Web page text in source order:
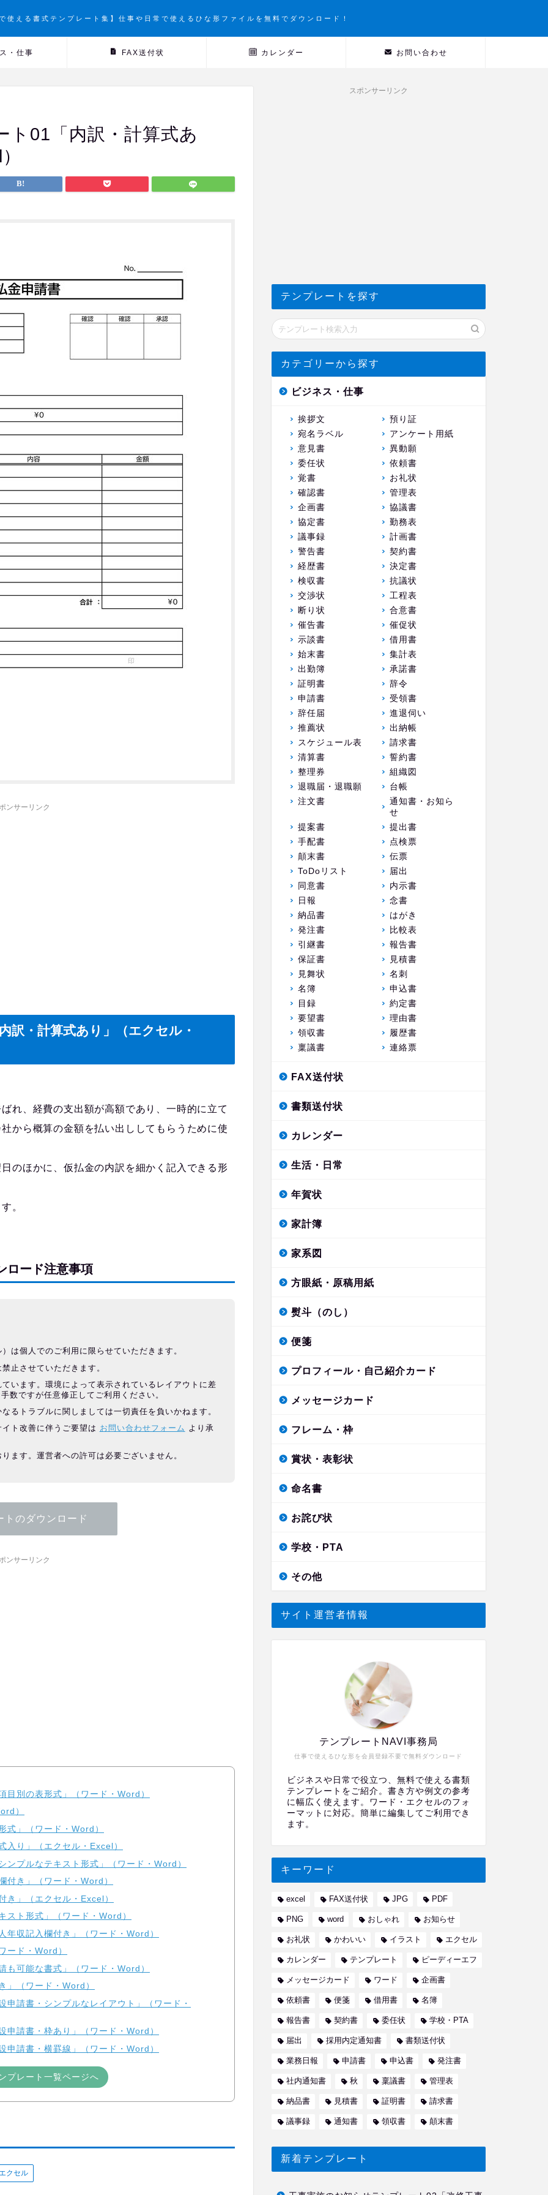
使える書式テンプレート集】仕事や日常で使えるひな形ファイルを無料でダウンロード！
・仕事 FAX送付状 カレンダー お問い合わせ
ト01「内訳・計算式あ
ンサーリンク
訳・計算式あり」（エクセル・
れ、経費の支出額が高額であり、一時的に立て
から概算の金額を払い出ししてもらうために使
のほかに、仮払金の内訳を細かく記入できる形
。
ロード注意事項
は個人でのご利用に限らせていただきます。
止させていただきます。
います。環境によって表示されているレイアウトに差
数ですが任意修正してご利用ください。
るトラブルに関しましては一切責任を負いかねます。
ト改善に伴うご要望は お問い合わせフォーム より承
ます。運営者への許可は必要ございません。
トのダウンロード
ンサーリンク
目別の表形式」（ワード・Word）
）
式」（ワード・Word）
入り」（エクセル・Excel）
プルなテキスト形式」（ワード・Word）
付き」（ワード・Word）
き」（エクセル・Excel）
スト形式」（ワード・Word）
収記入欄付き」（ワード・Word）
ード・Word）
も可能な書式」（ワード・Word）
」（ワード・Word）
請書・シンプルなレイアウト」（ワード・
請書・枠あり」（ワード・Word）
請書・横罫線」（ワード・Word）
プレート一覧ページへ
クセル
スポンサーリンク
テンプレートを探す
カテゴリーから探す
ビジネス・仕事
挨拶文
預り証
宛名ラベル
アンケート用紙
意見書
異動願
委任状
依頼書
覚書
お礼状
確認書
管理表
企画書
協議書
協定書
勤務表
議事録
計画書
警告書
契約書
経歴書
決定書
検収書
抗議状
交渉状
工程表
断り状
合意書
催告書
催促状
示談書
借用書
始末書
集計表
出勤簿
承諾書
証明書
辞令
申請書
受領書
辞任届
進退伺い
推薦状
出納帳
スケジュール表
請求書
清算書
誓約書
整理券
組織図
退職届・退職願
台帳
注文書
通知書・お知ら
せ
提案書
提出書
手配書
点検票
顛末書
伝票
ToDoリスト
届出
同意書
内示書
日報
念書
納品書
はがき
発注書
比較表
引継書
報告書
保証書
見積書
見舞状
名刺
名簿
申込書
目録
約定書
要望書
理由書
領収書
履歴書
稟議書
連絡票
FAX送付状
書類送付状
カレンダー
生活・日常
年賀状
家計簿
家系図
方眼紙・原稿用紙
熨斗（のし）
便箋
プロフィール・自己紹介カード
メッセージカード
フレーム・枠
賞状・表彰状
命名書
お詫び状
学校・PTA
その他
サイト運営者情報
仕事で使えるひな形を会員登録不要で無料ダウンロード
テンプレートNAVI事務局
ビジネスや日常で役立つ、無料で使える書類
テンプレートをご紹介。書き方や例文の参考
に幅広く使えます。ワード・エクセルのフォ
ーマットに対応。簡単に編集してご利用でき
ます。
キーワード
excel FAX送付状 JPG PDF
PNG word おしゃれ お知らせ
お礼状 かわいい イラスト エクセル
カレンダー テンプレート ピーディーエフ
メッセージカード ワード 企画書
依頼書 便箋 借用書 名簿
報告書 契約書 委任状 学校・PTA
届出 採用内定通知書 書類送付状
業務日報 申請書 申込書 発注書
社内通知書 秋 稟議書 管理表
納品書 見積書 証明書 請求書
議事録 通知書 領収書 顛末書
新着テンプレート